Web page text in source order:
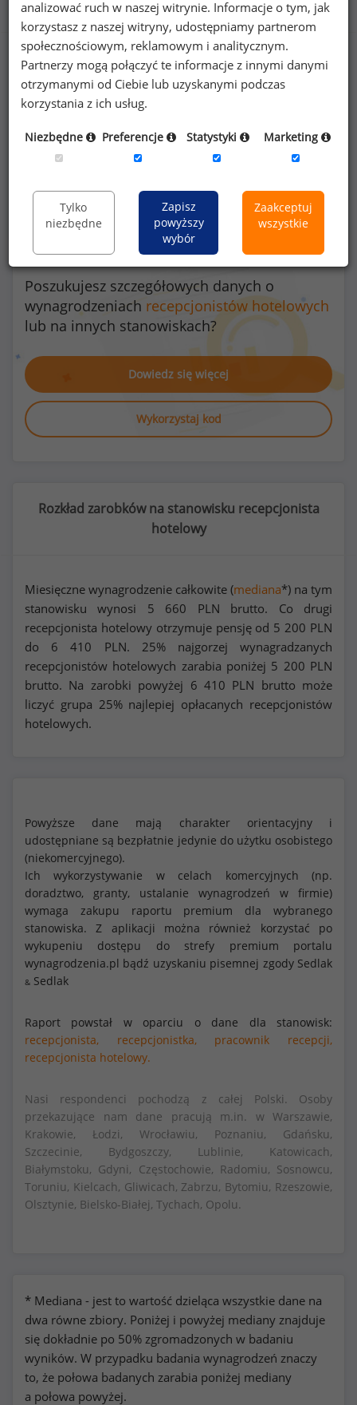
Benefity na stanowisku recepcjonista hotelowy
%
Poszukujesz szczegółowych danych o
wynagrodzeniach recepcjonistów hotelowych
lub na innych stanowiskach?
Dowiedz się więcej
Wykorzystaj kod
Rozkład zarobków na stanowisku recepcjonista
hotelowy
Miesięczne wynagrodzenie całkowite (mediana*) na tym
stanowisku wynosi 5 660 PLN brutto. Co drugi
recepcjonista hotelowy otrzymuje pensję od 5 200 PLN
do 6 410 PLN. 25% najgorzej wynagradzanych
recepcjonistów hotelowych zarabia poniżej 5 200 PLN
brutto. Na zarobki powyżej 6 410 PLN brutto może
liczyć grupa 25% najlepiej opłacanych recepcjonistów
hotelowych.
Powyższe dane mają charakter orientacyjny i
udostępniane są bezpłatnie jedynie do użytku osobistego
(niekomercyjnego).
Ich wykorzystywanie w celach komercyjnych (np.
doradztwo, granty, ustalanie wynagrodzeń w firmie)
wymaga zakupu raportu premium dla wybranego
stanowiska. Z aplikacji można również korzystać po
wykupeniu dostępu do strefy premium portalu
wynagrodzenia.pl bądź uzyskaniu pisemnej zgody Sedlak
& Sedlak
Raport powstał w oparciu o dane dla stanowisk:
recepcjonista,
recepcjonistka,
pracownik recepcji,
recepcjonista hotelowy.
Nasi respondenci pochodzą z całej Polski. Osoby
przekazujące nam dane pracują m.in. w Warszawie,
Krakowie, Łodzi, Wrocławiu, Poznaniu, Gdańsku,
Szczecinie, Bydgoszczy, Lublinie, Katowicach,
Białymstoku, Gdyni, Częstochowie, Radomiu, Sosnowcu,
Toruniu, Kielcach, Gliwicach, Zabrzu, Bytomiu, Rzeszowie,
Olsztynie, Bielsko-Białej, Tychach, Opolu.
* Mediana - jest to wartość dzieląca wszystkie dane na
dwa równe zbiory. Poniżej i powyżej mediany znajduje
się dokładnie po 50% zgromadzonych w badaniu
wyników. W przypadku badania wynagrodzeń znaczy
to, że połowa badanych zarabia poniżej mediany
a połowa powyżej.
analizować ruch w naszej witrynie. Informacje o tym, jak
korzystasz z naszej witryny, udostępniamy partnerom
społecznościowym, reklamowym i analitycznym.
Partnerzy mogą połączyć te informacje z innymi danymi
otrzymanymi od Ciebie lub uzyskanymi podczas
korzystania z ich usług.
Niezbędne Preferencje Statystyki Marketing
Tylko
niezbędne
Zapisz
powyższy
wybór
Zaakceptuj
wszystkie